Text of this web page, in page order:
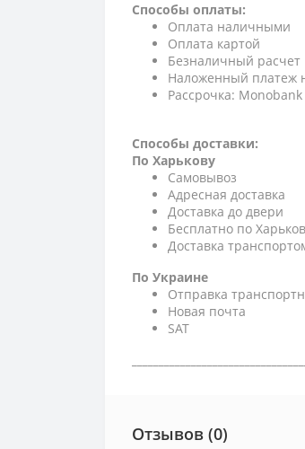
Способы оплаты:
Оплата наличными
Оплата картой
Безналичный расчет
Наложенный платеж
Рассрочка:
Способы доставки:
По Харькову
Самовывоз
Адресная доставка
Доставка до двери
Бесплатно по
Доставка
По Украине
Отправка
Новая почта
SAT
Отзывов (0)